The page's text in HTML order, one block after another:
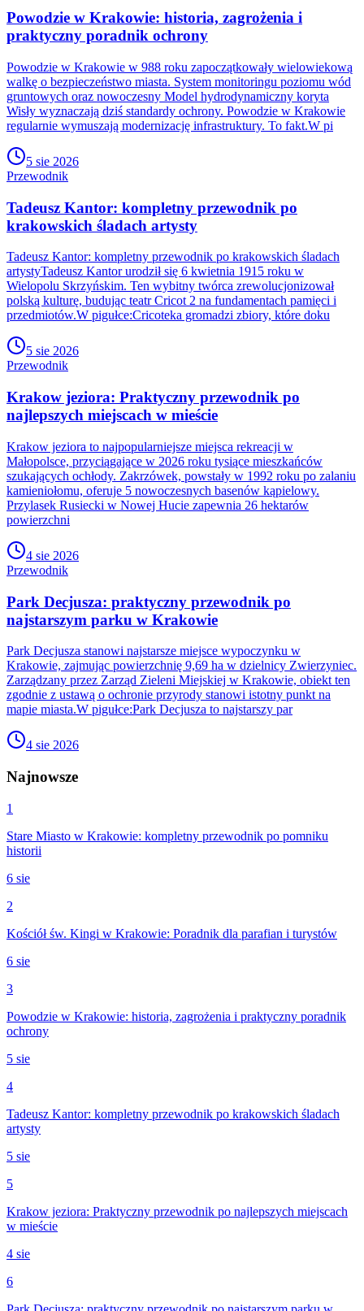
Powodzie w Krakowie: historia, zagrożenia i
praktyczny poradnik ochrony
Powodzie w Krakowie w 988 roku zapoczątkowały wielowiekową
walkę o bezpieczeństwo miasta. System monitoringu poziomu wód
gruntowych oraz nowoczesny Model hydrodynamiczny koryta
Wisły wyznaczają dziś standardy ochrony. Powodzie w Krakowie
regularnie wymuszają modernizację infrastruktury. To fakt.W pi
5 sie 2026
Przewodnik
Tadeusz Kantor: kompletny przewodnik po
krakowskich śladach artysty
Tadeusz Kantor: kompletny przewodnik po krakowskich śladach
artystyTadeusz Kantor urodził się 6 kwietnia 1915 roku w
Wielopolu Skrzyńskim. Ten wybitny twórca zrewolucjonizował
polską kulturę, budując teatr Cricot 2 na fundamentach pamięci i
przedmiotów.W pigułce:Cricoteka gromadzi zbiory, które doku
5 sie 2026
Przewodnik
Krakow jeziora: Praktyczny przewodnik po
najlepszych miejscach w mieście
Krakow jeziora to najpopularniejsze miejsca rekreacji w
Małopolsce, przyciągające w 2026 roku tysiące mieszkańców
szukających ochłody. Zakrzówek, powstały w 1992 roku po zalaniu
kamieniołomu, oferuje 5 nowoczesnych basenów kąpielowy.
Przylasek Rusiecki w Nowej Hucie zapewnia 26 hektarów
powierzchni
4 sie 2026
Przewodnik
Park Decjusza: praktyczny przewodnik po
najstarszym parku w Krakowie
Park Decjusza stanowi najstarsze miejsce wypoczynku w
Krakowie, zajmując powierzchnię 9,69 ha w dzielnicy Zwierzyniec.
Zarządzany przez Zarząd Zieleni Miejskiej w Krakowie, obiekt ten
zgodnie z ustawą o ochronie przyrody stanowi istotny punkt na
mapie miasta.W pigułce:Park Decjusza to najstarszy par
4 sie 2026
Najnowsze
1
Stare Miasto w Krakowie: kompletny przewodnik po pomniku
historii
6 sie
2
Kościół św. Kingi w Krakowie: Poradnik dla parafian i turystów
6 sie
3
Powodzie w Krakowie: historia, zagrożenia i praktyczny poradnik
ochrony
5 sie
4
Tadeusz Kantor: kompletny przewodnik po krakowskich śladach
artysty
5 sie
5
Krakow jeziora: Praktyczny przewodnik po najlepszych miejscach
w mieście
4 sie
6